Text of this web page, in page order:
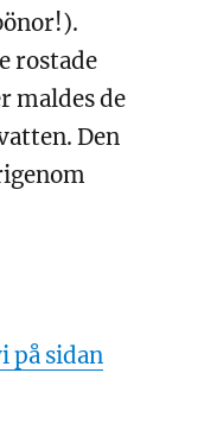
rostade
maldes de
Den
på sidan